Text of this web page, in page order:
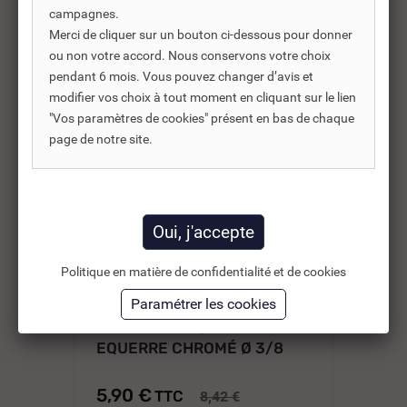
-30%
REF DNC :304240
EQUERRE CHROMÉ Ø 3/8
5,90 € TTC 8,42 €
campagnes.
Merci de cliquer sur un bouton ci-dessous pour donner
ou non votre accord. Nous conservons votre choix
pendant 6 mois. Vous pouvez changer d’avis et
modifier vos choix à tout moment en cliquant sur le lien
"Vos paramètres de cookies" présent en bas de chaque
page de notre site.
Politique en matière de confidentialité et de cookies